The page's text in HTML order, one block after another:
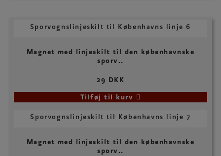
Sporvognslinjeskilt til Københavns linje 6
Magnet med linjeskilt til den københavnske
sporv..
29 DKK
Tilføj til kurv
Sporvognslinjeskilt til Københavns linje 7
Magnet med linjeskilt til den københavnske
sporv..